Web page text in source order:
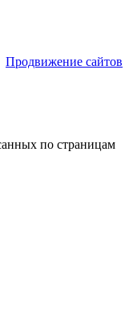
Продвижение сайтов
по страницам